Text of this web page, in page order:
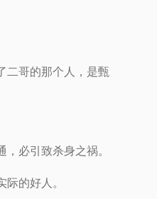
二哥的那个人，是甄
必引致杀身之祸。
的好人。